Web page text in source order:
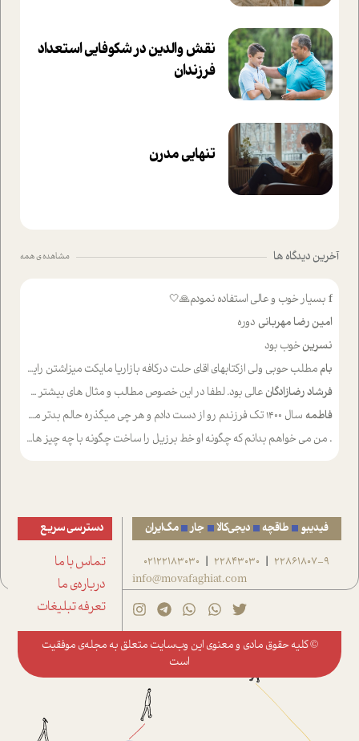
نقش والدین در شکوفا‌یی ا‌ستعداد
فرزندان‌
تنهایی مدرن
آخرین دیدگاه ها مشاهده ی همه
f بسیار خوب و عالی استفاده نمودم🙏🤍
امین رضا مهربانی دوره
نسرینخوب بود
بام مطلب حوبی ولی ازکتابهای اقای حلت درکافه بازاریا مایکت میزاشتن رایگان خوب بود ولی هرکدام خلاصه شده ش تومجله از طریق سایت هم خوبه اینکه درزیر اخرصفحه گذاشته شده خب ادم خبره میره نصب میکنه میخونه ولی هرکسی گوشیش ظرفیتش نداره باتشکر
فرشاد رضازادگان عالی بود. لطفا در این خصوص مطالب و مثال های بیشتر ی ارایه دهید
فاطمه سال ۱۴۰۰ تک فرزندم رو از دست دادم و هر چی میگذره حالم بدتر میشه و دلتنگتر تنایی رو ترجیح دادم و معاشرت برام سخت شده
. من می خواهم بدانم که چگونه او خط برزیل را ساخت چگونه با چه چیز هایی
فیدیبو طاقچه دیجی‌کالا جار مگ‌ایران
22861807-9
|
22843030
|
02122183030
info@movafaghiat.com
دسترسی سریع
تماس با ما
درباره‌ی ما
تعرفه تبلیغات
© کلیه حقوق مادی و معنوی این وب‌سایت متعلق به مجله‌ی موفقیت
است